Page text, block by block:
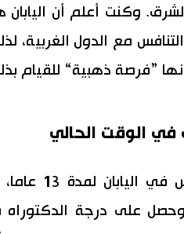
وكنت أعلم أن اليابان
مع الدول الغربية،
”فرصة ذهبية“ للقيام
الوقت الحالي
بعد التخرج من
وحصل على درجة